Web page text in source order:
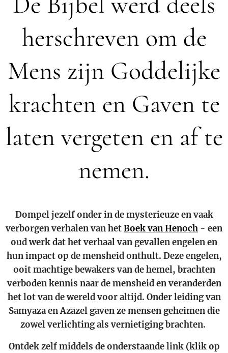
herschreven om de
Mens zijn Goddelijke
krachten en Gaven te
laten vergeten en af te
nemen.
Dompel jezelf onder in de mysterieuze en vaak
verborgen verhalen van hetBoek van Henoch - een
oud werk dat het verhaal van gevallen engelen en
hun impact op de mensheid onthult. Deze engelen,
ooit machtige bewakers van de hemel, brachten
verboden kennis naar de mensheid en veranderden
het lot van de wereld voor altijd. Onder leiding van
Samyaza en Azazel gaven ze mensen geheimen die
zowel verlichting als vernietiging brachten.
Ontdek zelf middels de onderstaande link (klik op